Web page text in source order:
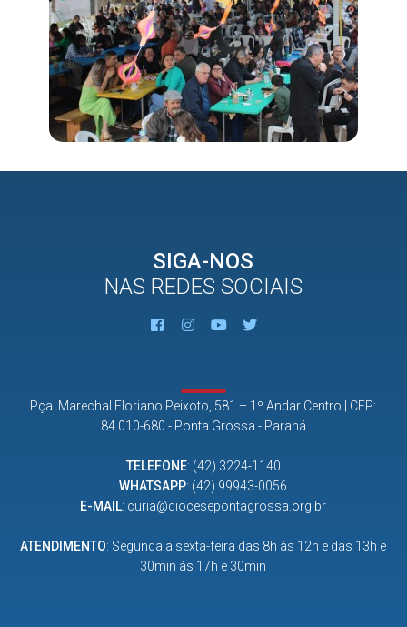
SIGA-NOS
NAS REDES SOCIAIS
Pça. Marechal Floriano Peixoto, 581 – 1º Andar Centro | CEP:
84.010-680 - Ponta Grossa - Paraná
TELEFONE: (42) 3224-1140
WHATSAPP: (42) 99943-0056
E-MAIL: curia@diocesepontagrossa.org.br
ATENDIMENTO: Segunda a sexta-feira das 8h às 12h e das 13h e
30min às 17h e 30min